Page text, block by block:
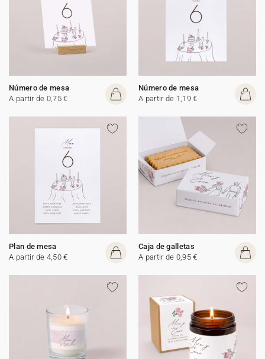
Número de mesa
A partir de 0,75 €
Número de mesa
A partir de 1,19 €
Plan de mesa
A partir de 4,50 €
Caja de galletas
A partir de 0,95 €